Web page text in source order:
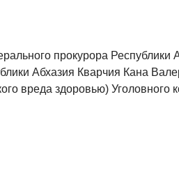
прокурора Республики
Абхазия Кварчия Кана
вреда здоровью) Уголовного